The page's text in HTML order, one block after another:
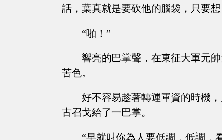
話，葉真就是要砍他的腦袋，只要
“啪！”
響亮的巴掌聲，在東征大軍元
苦色。
好不容易趁著轉運軍資的時機
古召戈給了一巴掌。
“早就叫你為人要低調，低調，